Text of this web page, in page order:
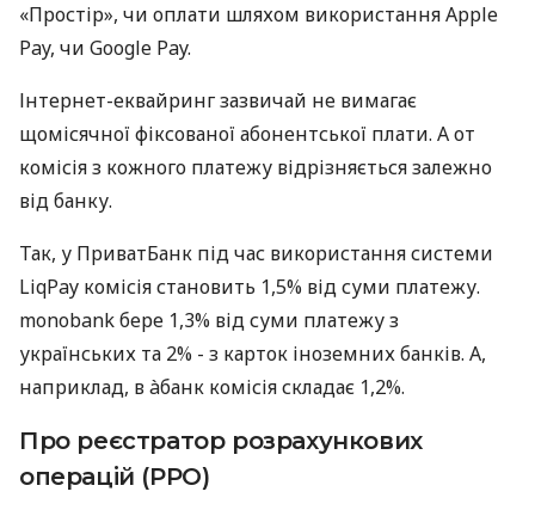
«Простір», чи оплати шляхом використання Apple
Pay, чи Google Pay.
Інтернет-еквайринг зазвичай не вимагає
щомісячної фіксованої абонентської плати. А от
комісія з кожного платежу відрізняється залежно
від банку.
Так, у ПриватБанк під час використання системи
LiqPay комісія становить 1,5% від суми платежу.
monobank бере 1,3% від суми платежу з
українських та 2% - з карток іноземних банків. А,
наприклад, в àбанк комісія складає 1,2%.
Про реєстратор розрахункових
операцій (РРО)